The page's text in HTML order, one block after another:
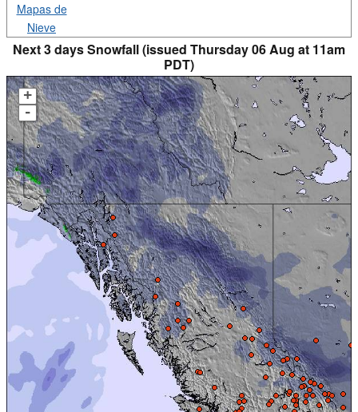
Mapas de
Nieve
Next 3 days Snowfall (issued Thursday 06 Aug at 11am
PDT)
+
-